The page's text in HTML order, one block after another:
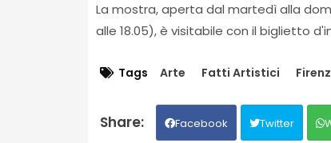
La mostra, aperta dal martedì alla
alle 18.05), è visitabile con il biglietto
Tags Arte Fatti Artistici
Facebook Twitter